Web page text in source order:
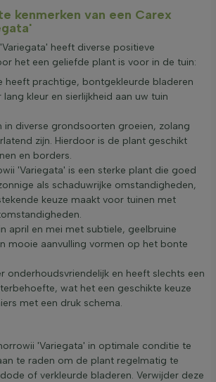
kenmerken van een Carex
heeft diverse positieve
het een geliefde plant is voor in de tuin:
heeft prachtige, bontgekleurde bladeren
lang kleur en sierlijkheid aan uw tuin
in diverse grondsoorten groeien, zolang
zijn. Hierdoor is de plant geschikt
en borders.
'Variegata' is een sterke plant die goed
als schaduwrijke omstandigheden,
keuze maakt voor tuinen met
april en mei met subtiele, geelbruine
mooie aanvulling vormen op het bonte
onderhoudsvriendelijk en heeft slechts een
wat het een geschikte keuze
met een druk schema.
'Variegata' in optimale conditie te
te raden om de plant regelmatig te
of verkleurde bladeren. Verwijder deze